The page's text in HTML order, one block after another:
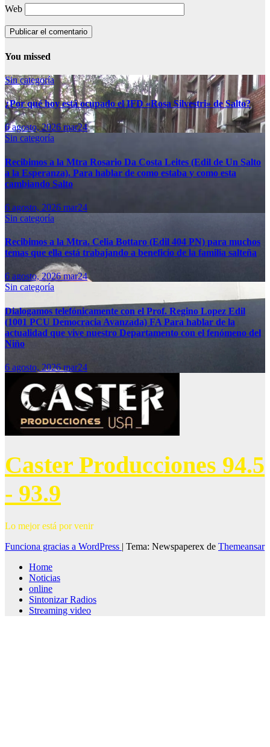
Web
You missed
Sin categoría
¿Por qué hoy está ocupado el IFD «Rosa Silvestri» de Salto?
6 agosto, 2026mar24
Sin categoría
Recibimos a la Mtra Rosario Da Costa Leites (Edil de Un Salto
a la Esperanza). Para hablar de como estaba y como esta
cambiando Salto
6 agosto, 2026 mar24
Sin categoría
Recibimos a la Mtra. Celia Bottaro (Edil 404 PN) para muchos
temas que ella está trabajando a beneficio de la familia salteña
6 agosto, 2026mar24
Sin categoría
Dialogamos telefónicamente con el Prof. Regino Lopez Edil
(1001 PCU Democracia Avanzada) FA Para hablar de la
actualidad que vive nuestro Departamento con el fenómeno del
Niño
6 agosto, 2026mar24
Caster Producciones 94.5
- 93.9
Lo mejor está por venir
Funciona gracias a WordPress | Tema: Newspaperex de Themeansar
Home
Noticias
online
Sintonizar Radios
Streaming video